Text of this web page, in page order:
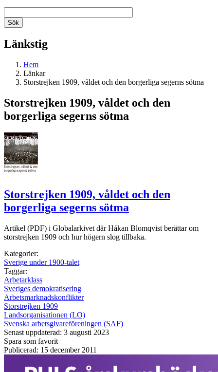
Länkstig
Hem
Länkar
Storstrejken 1909, våldet och den borgerliga segerns sötma
Storstrejken 1909, våldet och den
borgerliga segerns sötma
Storstrejken 1909, våldet och den
borgerliga segerns sötma
Artikel (PDF) i Globalarkivet där Håkan Blomqvist berättar om
storstrejken 1909 och hur högern slog tillbaka.
Kategorier:
Sverige under 1900-talet
Taggar:
Arbetarklass
Sveriges demokratisering
Arbetsmarknadskonflikter
Storstrejken 1909
Landsorganisationen (LO)
Svenska arbetsgivareföreningen (SAF)
Senast uppdaterad: 3 augusti 2023
Spara som favorit
Publicerad: 15 december 2011